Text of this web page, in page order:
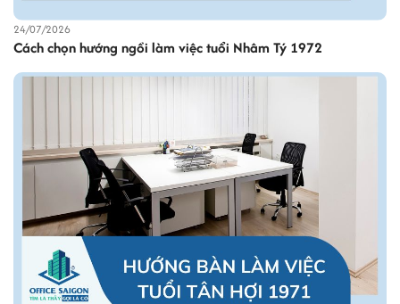
24/07/2026
Cách chọn hướng ngồi làm việc tuổi Nhâm Tý 1972